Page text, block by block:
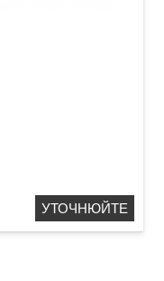
УТОЧНЮЙТЕ